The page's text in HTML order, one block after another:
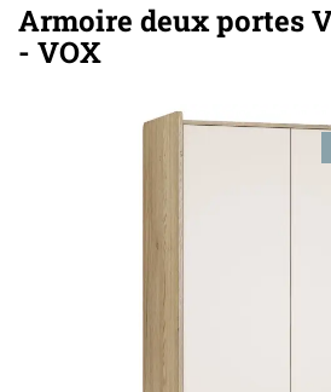
Armoire deux portes
- VOX